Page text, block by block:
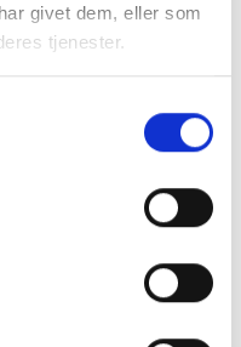
givet dem, eller som
tjenester.